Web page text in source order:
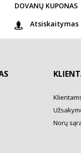
DOVANŲ KUPONAS
Atsiskaitymas
Norų